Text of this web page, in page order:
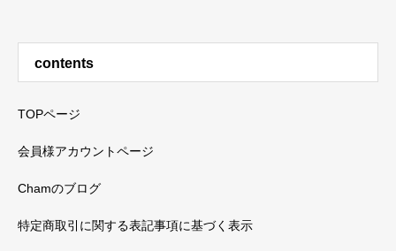
contents
TOPページ
会員様アカウントページ
Chamのブログ
特定商取引に関する表記事項に基づく表示